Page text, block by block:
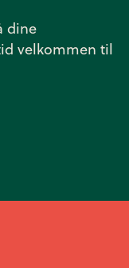
dine
velkommen til